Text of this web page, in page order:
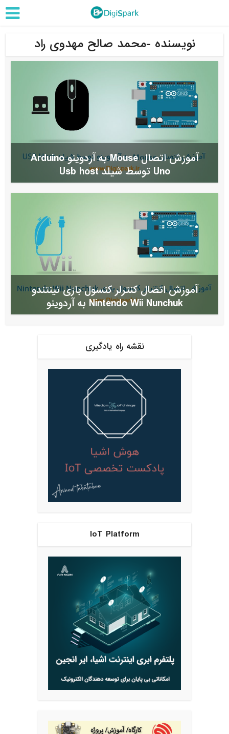
نویسنده -محمد صالح مهدوی راد
آموزش اتصال Mouse به آردوینو Arduino
Uno توسط شیلد Usb host
آموزش اتصال کنترلر کنسول بازی نینتندو
Nintendo Wii Nunchuk به آردوینو
نقشه راه یادگیری
IoT Platform